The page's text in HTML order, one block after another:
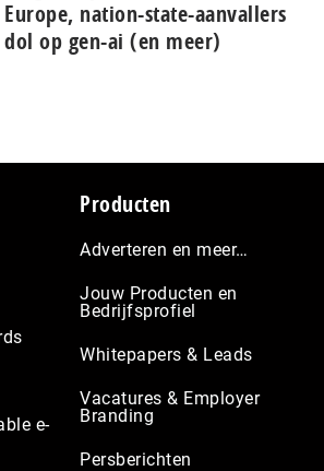
Europe, nation-state-aanvallers
dol op gen-ai (en meer)
e-
Producten
Adverteren en meer…
Jouw Producten en
Bedrijfsprofiel
Whitepapers & Leads
Vacatures & Employer
Branding
Persberichten